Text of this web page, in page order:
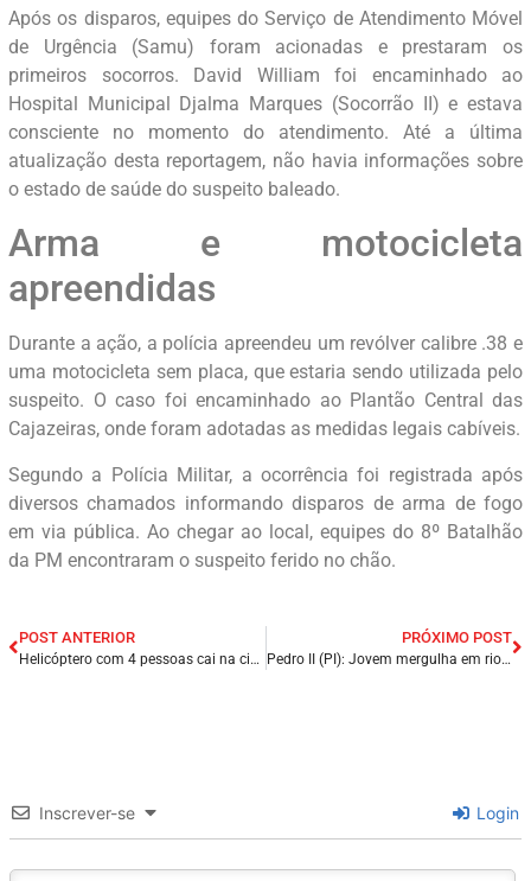
Após os disparos, equipes do Serviço de Atendimento Móvel
de Urgência (Samu) foram acionadas e prestaram os
primeiros socorros. David William foi encaminhado ao
Hospital Municipal Djalma Marques (Socorrão II) e estava
consciente no momento do atendimento. Até a última
atualização desta reportagem, não havia informações sobre
o estado de saúde do suspeito baleado.
Arma e motocicleta
apreendidas
Durante a ação, a polícia apreendeu um revólver calibre .38 e
uma motocicleta sem placa, que estaria sendo utilizada pelo
suspeito. O caso foi encaminhado ao Plantão Central das
Cajazeiras, onde foram adotadas as medidas legais cabíveis.
Segundo a Polícia Militar, a ocorrência foi registrada após
diversos chamados informando disparos de arma de fogo
em via pública. Ao chegar ao local, equipes do 8º Batalhão
da PM encontraram o suspeito ferido no chão.
POST ANTERIOR
Helicóptero com 4 pessoas cai na cidade de Campina Grande (PB).
PRÓXIMO POST
Pedro II (PI): Jovem mergulha em rio, desaparece e é encontrado morto minutos depois.
Inscrever-se Login